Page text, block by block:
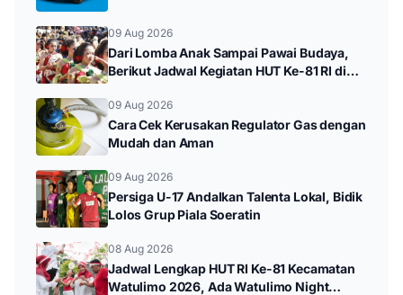
09 Aug 2026
Dari Lomba Anak Sampai Pawai Budaya,
Berikut Jadwal Kegiatan HUT Ke-81 RI di
09 Aug 2026
Cara Cek Kerusakan Regulator Gas dengan
Mudah dan Aman
09 Aug 2026
Persiga U-17 Andalkan Talenta Lokal, Bidik
Lolos Grup Piala Soeratin
08 Aug 2026
Jadwal Lengkap HUT RI Ke-81 Kecamatan
Watulimo 2026, Ada Watulimo Night